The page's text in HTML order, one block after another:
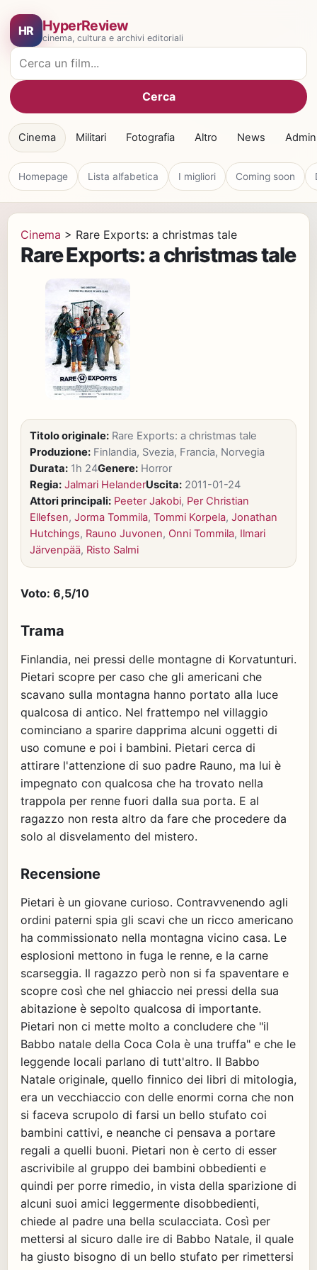
HR HyperReview
cinema, cultura e archivi editoriali
Cerca film
Cerca
Cinema Militari Fotografia Altro News Admin
Homepage Lista alfabetica I migliori Coming soon
Cinema > Rare Exports: a christmas tale
Rare Exports: a christmas tale
Titolo originale: Rare Exports: a christmas tale
Produzione: Finlandia, Svezia, Francia, Norvegia
Durata: 1h 24Genere: Horror
Regia: Jalmari HelanderUscita: 2011-01-24
Attori principali: Peeter Jakobi, Per Christian
Ellefsen, Jorma Tommila, Tommi Korpela, Jonathan
Hutchings, Rauno Juvonen, Onni Tommila, Ilmari
Järvenpää, Risto Salmi
Voto: 6,5/10
Trama
Finlandia, nei pressi delle montagne di Korvatunturi.
Pietari scopre per caso che gli americani che
scavano sulla montagna hanno portato alla luce
qualcosa di antico. Nel frattempo nel villaggio
cominciano a sparire dapprima alcuni oggetti di
uso comune e poi i bambini. Pietari cerca di
attirare l'attenzione di suo padre Rauno, ma lui è
impegnato con qualcosa che ha trovato nella
trappola per renne fuori dalla sua porta. E al
ragazzo non resta altro da fare che procedere da
solo al disvelamento del mistero.
Recensione
Pietari è un giovane curioso. Contravvenendo agli
ordini paterni spia gli scavi che un ricco americano
ha commissionato nella montagna vicino casa. Le
esplosioni mettono in fuga le renne, e la carne
scarseggia. Il ragazzo però non si fa spaventare e
scopre così che nel ghiaccio nei pressi della sua
abitazione è sepolto qualcosa di importante.
Pietari non ci mette molto a concludere che "il
Babbo natale della Coca Cola è una truffa" e che le
leggende locali parlano di tutt'altro. Il Babbo
Natale originale, quello finnico dei libri di mitologia,
era un vecchiaccio con delle enormi corna che non
si faceva scrupolo di farsi un bello stufato coi
bambini cattivi, e neanche ci pensava a portare
regali a quelli buoni. Pietari non è certo di esser
ascrivibile al gruppo dei bambini obbedienti e
quindi per porre rimedio, in vista della sparizione di
alcuni suoi amici leggermente disobbedienti,
chiede al padre una bella sculacciata. Così per
mettersi al sicuro dalle ire di Babbo Natale, il quale
ha giusto bisogno di un bello stufato per rimettersi